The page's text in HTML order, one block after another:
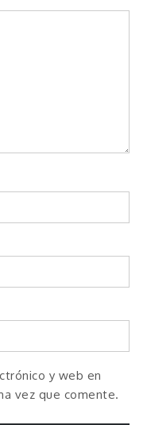
y web en
vez que comente.